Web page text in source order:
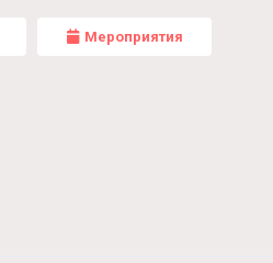
Мероприятия